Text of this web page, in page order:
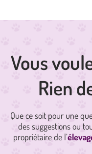
Vous
Rien
Que ce soit pour une
des suggestions ou
propriétaire de l’